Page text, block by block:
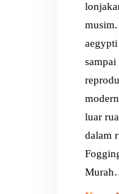
luar
dalam